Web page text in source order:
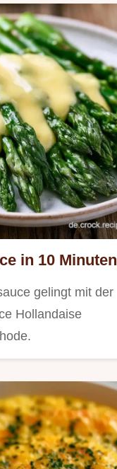
in 10 Minuten
gelingt mit der
Hollandaise